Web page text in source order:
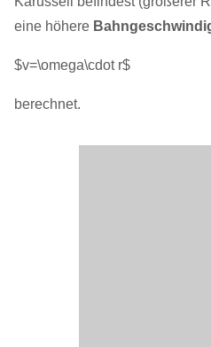
eine höhere
$v=\omega\cdot r$
berechnet.